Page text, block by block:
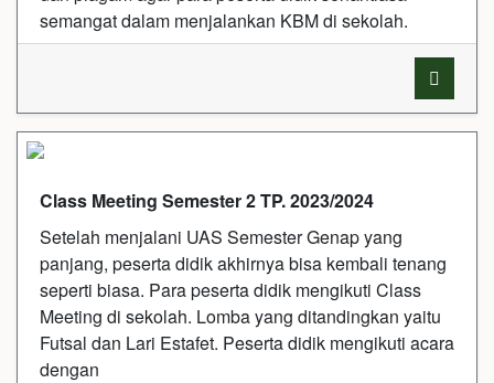
semangat dalam menjalankan KBM di sekolah.
Class Meeting Semester 2 TP. 2023/2024
Setelah menjalani UAS Semester Genap yang
panjang, peserta didik akhirnya bisa kembali tenang
seperti biasa. Para peserta didik mengikuti Class
Meeting di sekolah. Lomba yang ditandingkan yaitu
Futsal dan Lari Estafet. Peserta didik mengikuti acara
dengan